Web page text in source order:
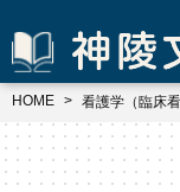
HOME 看護学（臨床看